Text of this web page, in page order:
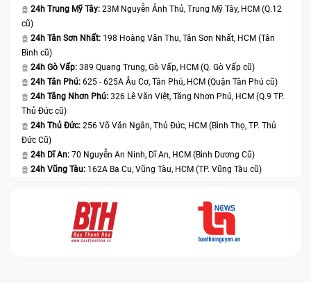
24h Trung Mỹ Tây: 23M Nguyễn Ảnh Thủ, Trung Mỹ Tây, HCM (Q.12
cũ)
24h Tân Sơn Nhất: 198 Hoàng Văn Thụ, Tân Sơn Nhất, HCM (Tân
Bình cũ)
24h Gò Vấp: 389 Quang Trung, Gò Vấp, HCM (Q. Gò Vấp cũ)
24h Tân Phú: 625 - 625A Âu Cơ, Tân Phú, HCM (Quận Tân Phú cũ)
24h Tăng Nhơn Phú: 326 Lê Văn Việt, Tăng Nhơn Phú, HCM (Q.9 TP.
Thủ Đức cũ)
24h Thủ Đức: 256 Võ Văn Ngân, Thủ Đức, HCM (Bình Thọ, TP. Thủ
Đức Cũ)
24h Dĩ An: 70 Nguyễn An Ninh, Dĩ An, HCM (Bình Dương Cũ)
24h Vũng Tàu: 162A Ba Cu, Vũng Tàu, HCM (TP. Vũng Tàu cũ)